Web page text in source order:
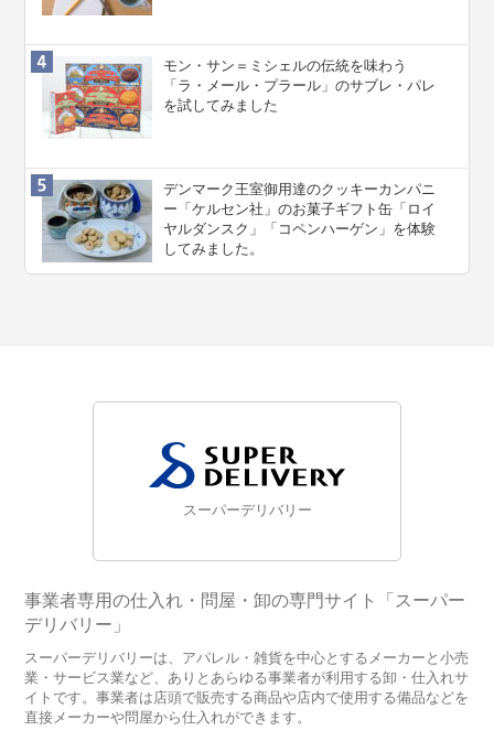
モン・サン＝ミシェルの伝統を味わう
「ラ・メール・プラール」のサブレ・パレ
を試してみました
デンマーク王室御用達のクッキーカンパニ
ー「ケルセン社」のお菓子ギフト缶「ロイ
ヤルダンスク」「コペンハーゲン」を体験
してみました。
スーパーデリバリー
事業者専用の仕入れ・問屋・卸の専門サイト「スーパー
デリバリー」
スーパーデリバリーは、アパレル・雑貨を中心とするメーカーと小売
業・サービス業など、ありとあらゆる事業者が利用する卸・仕入れサ
イトです。事業者は店頭で販売する商品や店内で使用する備品などを
直接メーカーや問屋から仕入れができます。